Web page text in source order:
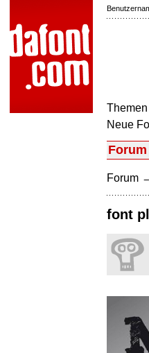
Themen
Neue
Forum
Forum
font